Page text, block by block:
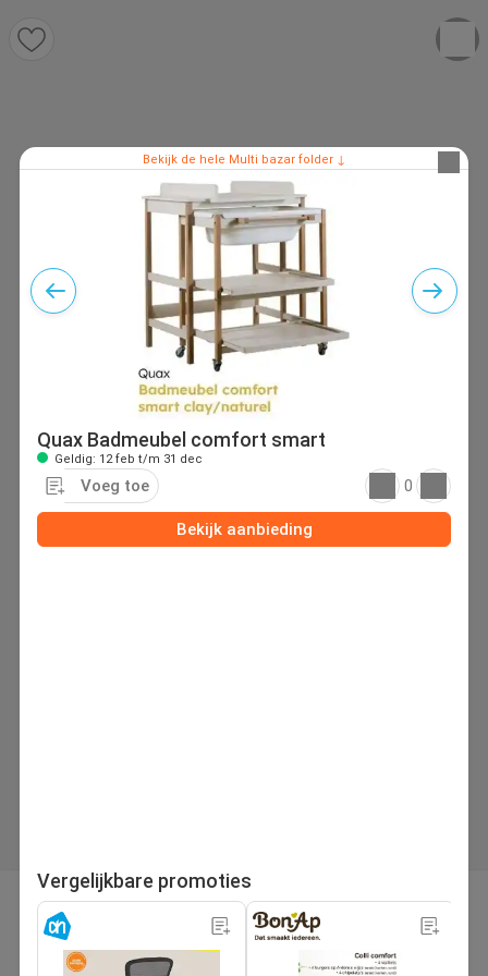
pagina
1/221
Bekijk de hele Multi bazar folder ↓
Quax Badmeubel comfort smart
Geldig: 12 feb t/m 31 dec
Voeg toe 0
Bekijk aanbieding
Vergelijkbare promoties